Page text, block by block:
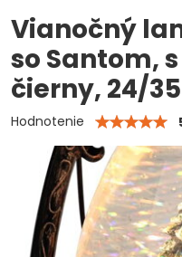
Vianočný
so Santom,
čierny, 24/
Hodnotenie